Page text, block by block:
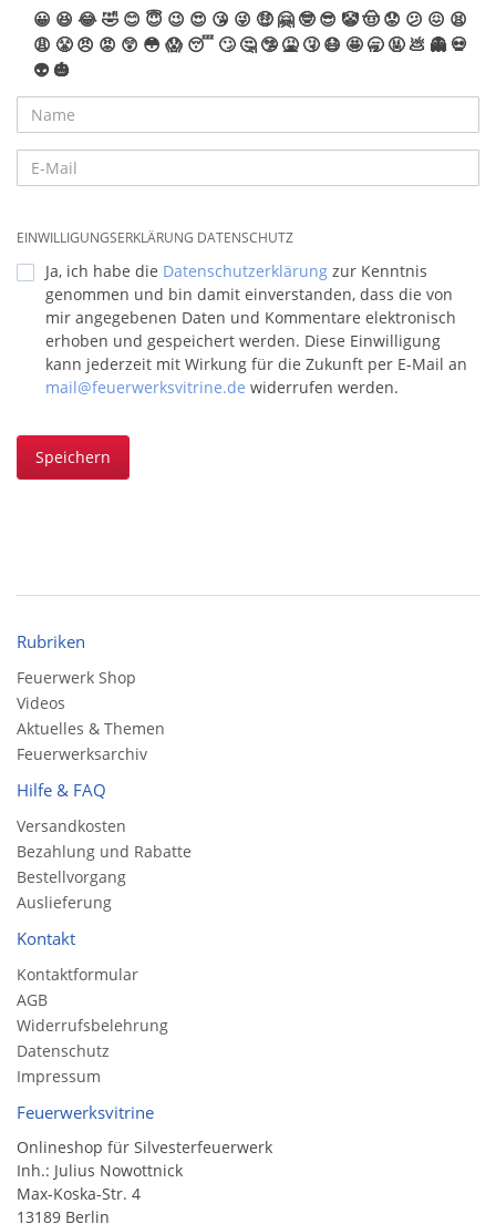
😀 😆 😂🤣 😊 😇 😉 😍 😘 😜 🤑 🤗 🤓 😎 🤡🤠 😟 😕 😖 😫
😩 😤 😠 😡 😲 😳 😱 😴 🙄 🤔 🤥 🤮 🤧 😷 🤩 🥱 🤬 💩 👻 💀
👽 🎃
EINWILLIGUNGSERKLÄRUNG DATENSCHUTZ
Ja, ich habe die Datenschutzerklärung zur Kenntnis
genommen und bin damit einverstanden, dass die von
mir angegebenen Daten und Kommentare elektronisch
erhoben und gespeichert werden. Diese Einwilligung
kann jederzeit mit Wirkung für die Zukunft per E-Mail an
mail@feuerwerksvitrine.de widerrufen werden.
Speichern
Rubriken
Feuerwerk Shop
Videos
Aktuelles & Themen
Feuerwerksarchiv
Hilfe & FAQ
Versandkosten
Bezahlung und Rabatte
Bestellvorgang
Auslieferung
Kontakt
Kontaktformular
AGB
Widerrufsbelehrung
Datenschutz
Impressum
Feuerwerksvitrine
Onlineshop für Silvesterfeuerwerk
Inh.: Julius Nowottnick
Max-Koska-Str. 4
13189 Berlin